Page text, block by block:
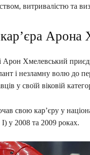
витривалістю та
Арона
Арон Хмелевський
і незламну волю до
у своїй віковій
свою кар’єру у
у 2008 та 2009 роках.